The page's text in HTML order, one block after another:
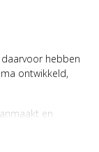
hebben
ontwikkeld,
en
1 spaarpunt,